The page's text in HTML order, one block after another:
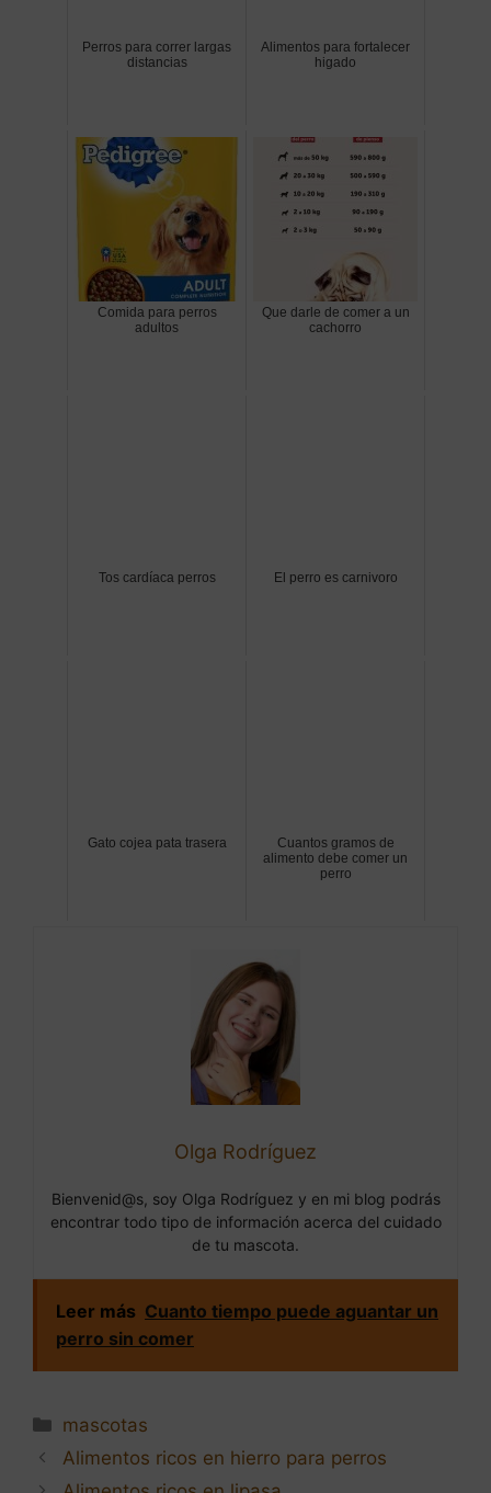
Perros para correr largas
distancias
Alimentos para fortalecer
higado
Comida para perros
adultos
Que darle de comer a un
cachorro
Tos cardíaca perros El perro es carnivoro
Gato cojea pata trasera
Cuantos gramos de
alimento debe comer un
perro
Olga Rodríguez
Bienvenid@s, soy Olga Rodríguez y en mi blog podrás
encontrar todo tipo de información acerca del cuidado
de tu mascota.
Leer más Cuanto tiempo puede aguantar un
perro sin comer
Categorías
mascotas
Navegación
de
Alimentos ricos en hierro para perros